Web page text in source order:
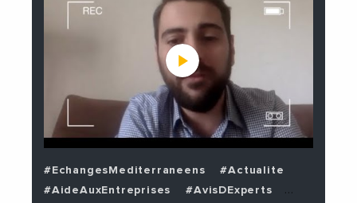
#EchangesMediterraneens
#Actualite
#AideAuxEntreprises
#AvisDExperts